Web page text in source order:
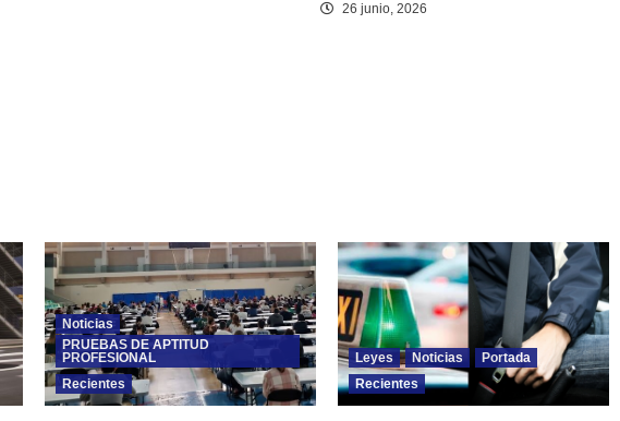
26 junio, 2026
Noticias
PRUEBAS DE APTITUD
PROFESIONAL
Recientes
Leyes Noticias
Portada
Recientes